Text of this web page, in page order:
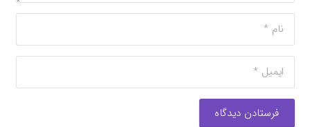
فرستادن دیدگاه